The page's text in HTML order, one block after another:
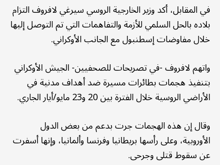
في المقابل، أكد وزير الخارجية الروسي سيرغي لافروف التزام
بلاده بالحل السلمي للأزمة والتفاهمات التي تم التوصل إليها
خلال مفاوضات إسطنبول مع الجانب الأوكراني.
واتهم لافروف -في تصريحات للصحفيين- الجيش الأوكراني
بتنفيذ هجمات بطائرات مسيرة ضد أهداف مدنية في
الأراضي الروسية خلال الفترة بين 20 و23 مايو/أيار الجاري.
وقال إن هذه الهجمات جرت بدعم من بعض الدول
الأوروبية، وعلى رأسها بريطانيا وفرنسا وألمانيا، وإنها أسفرت
عن سقوط قتلى وجرحى.